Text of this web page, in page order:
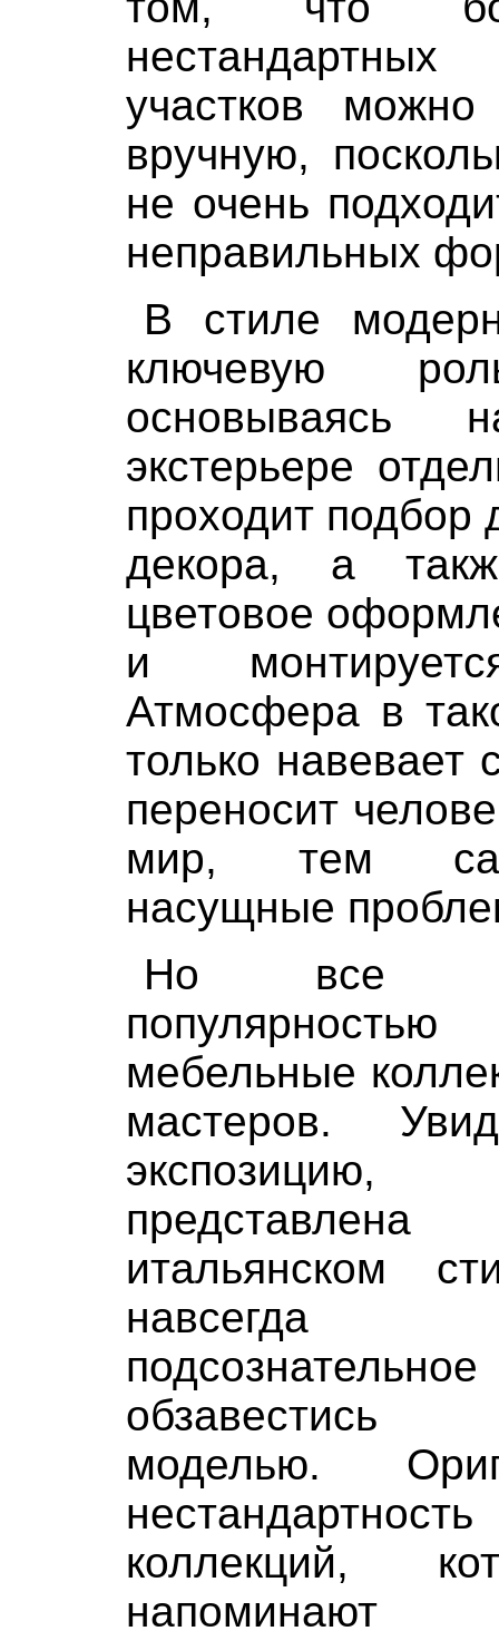
участков можно
вручную,
не очень
неправильных
В стиле
ключевую
экстерьере
проходит подбор
декора, а
цветовое
и
Атмосфера в
только навевает
переносит
мир, тем
насущные
Но все
мебельные
мастеров.
итальянском
навсегда
обзавестись
моделью.
коллекций,
напоминают